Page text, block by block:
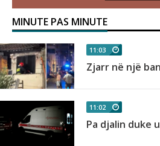
MINUTE PAS MINUTE
11:03
Zjarr në një
11:02
Pa djalin duke